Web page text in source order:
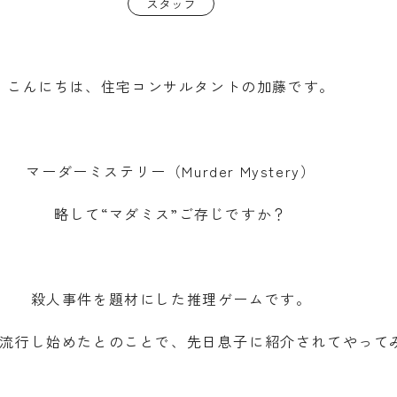
スタッフ
こんにちは、住宅コンサルタントの加藤です。
マーダーミステリー（Murder Mystery）
略して“マダミス”ご存じですか？
殺人事件を題材にした推理ゲームです。
行し始めたとのことで、先日息子に紹介されてやって